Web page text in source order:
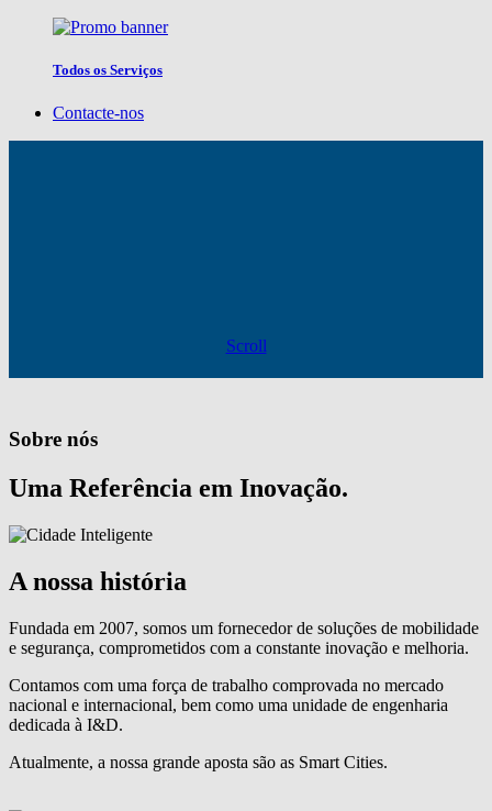
Todos os Serviços
Contacte-nos
Scroll
Sobre nós
Uma Referência em Inovação.
A nossa história
Fundada em 2007, somos um fornecedor de soluções de mobilidade
e segurança, comprometidos com a constante inovação e melhoria.
Contamos com uma força de trabalho comprovada no mercado
nacional e internacional, bem como uma unidade de engenharia
dedicada à I&D.
Atualmente, a nossa grande aposta são as Smart Cities.